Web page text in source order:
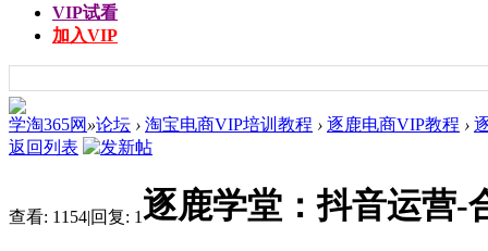
VIP试看
加入VIP
学淘365网 »论坛 › 淘宝电商VIP培训教程 › 逐鹿电商VIP教程 ›
返回列表
查看: 1154|回复: 1逐鹿学堂：抖音运营-